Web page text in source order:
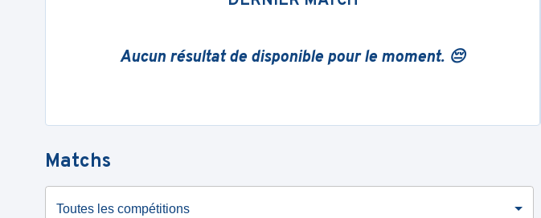
Aucun résultat de disponible pour le moment. 😔
Matchs
Toutes les compétitions